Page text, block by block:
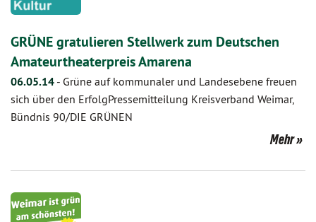
GRÜNE gratulieren Stellwerk zum Deutschen
Amateurtheaterpreis Amarena
06.05.14 - Grüne auf kommunaler und Landesebene freuen
sich über den ErfolgPressemitteilung Kreisverband Weimar,
Bündnis 90/DIE GRÜNEN
Mehr